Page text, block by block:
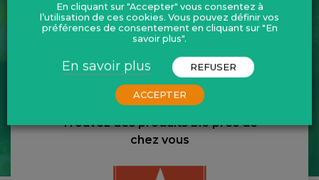
Trouvez des produits bio près de
chez vous
En cliquant sur "Accepter" vous consentez à
l’utilisation de ces cookies. Vous pouvez définir vos
préférences de consentement en cliquant sur "En
savoir plus".
En savoir plus REFUSER
ACCEPTER